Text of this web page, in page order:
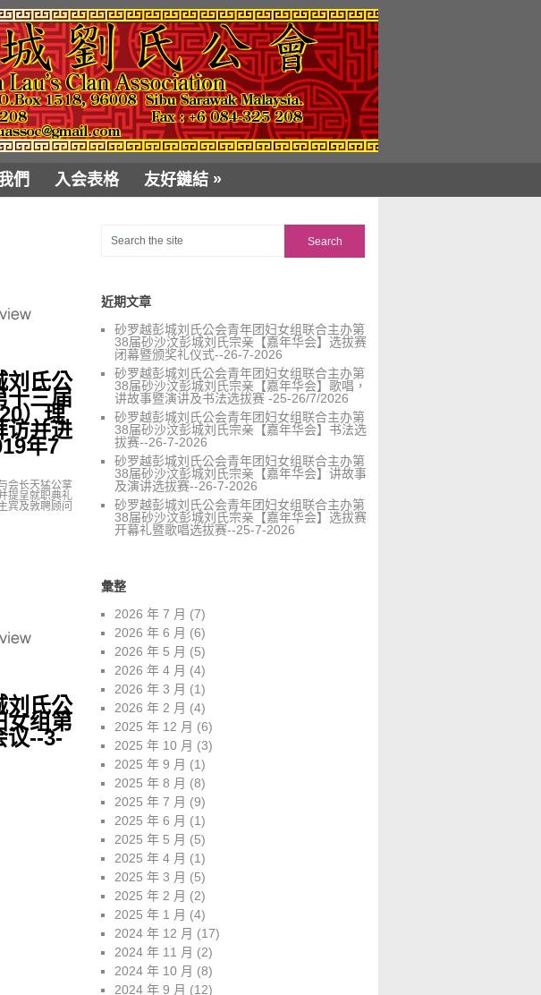
們 入会表格 友好鏈結 »
刘氏公
十三届
）理
访并进
年7
会长天猛公拿
提呈就职典礼
宾及敦聘顾问
刘氏公
女组第
议--3-
近期文章
砂罗越彭城刘氏公会青年团妇女组联合主办第
38届砂沙汶彭城刘氏宗亲【嘉年华会】选拔赛
闭幕暨颁奖礼仪式--26-7-2026
砂罗越彭城刘氏公会青年团妇女组联合主办第
38届砂沙汶彭城刘氏宗亲【嘉年华会】歌唱，
讲故事暨演讲及书法选拔赛 -25-26/7/2026
砂罗越彭城刘氏公会青年团妇女组联合主办第
38届砂沙汶彭城刘氏宗亲【嘉年华会】书法选
拔赛--26-7-2026
砂罗越彭城刘氏公会青年团妇女组联合主办第
38届砂沙汶彭城刘氏宗亲【嘉年华会】讲故事
及演讲选拔赛--26-7-2026
砂罗越彭城刘氏公会青年团妇女组联合主办第
38届砂沙汶彭城刘氏宗亲【嘉年华会】选拔赛
开幕礼暨歌唱选拔赛--25-7-2026
彙整
2026 年 7 月 (7)
2026 年 6 月 (6)
2026 年 5 月 (5)
2026 年 4 月 (4)
2026 年 3 月 (1)
2026 年 2 月 (4)
2025 年 12 月 (6)
2025 年 10 月 (3)
2025 年 9 月 (1)
2025 年 8 月 (8)
2025 年 7 月 (9)
2025 年 6 月 (1)
2025 年 5 月 (5)
2025 年 4 月 (1)
2025 年 3 月 (5)
2025 年 2 月 (2)
2025 年 1 月 (4)
2024 年 12 月 (17)
2024 年 11 月 (2)
2024 年 10 月 (8)
2024 年 9 月 (12)